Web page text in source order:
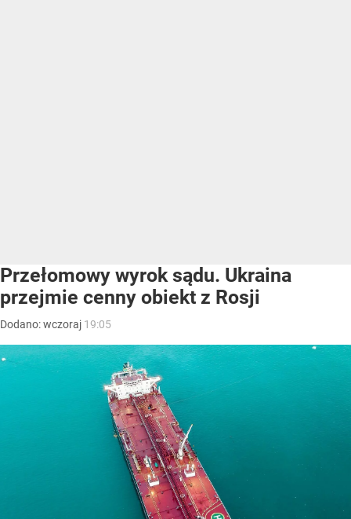
Przełomowy wyrok sądu. Ukraina
przejmie cenny obiekt z Rosji
Dodano:wczoraj 19:05